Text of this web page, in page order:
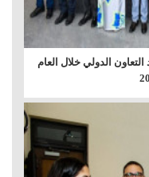
الدولي خلال العام